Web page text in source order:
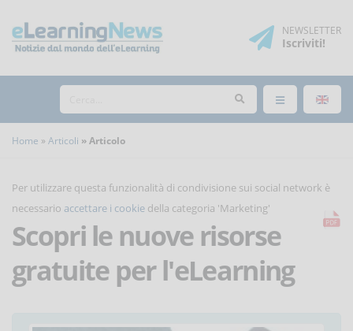
NEWSLETTER
Iscriviti!
Home Articoli Articolo
Per utilizzare questa funzionalità di condivisione sui social network è
necessario accettare i cookie della categoria 'Marketing'
Scopri le nuove risorse
gratuite per l'eLearning